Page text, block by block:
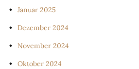
Januar 2025
Dezember 2024
November 2024
Oktober 2024